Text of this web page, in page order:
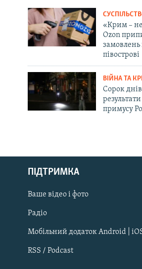
Русский
Qırımtatar
ДОЛУЧАЙСЯ!
«Крим –
Ozon
півострові
ВІЙНА ТА
Сорок
примусу
ПІДТРИМКА
Ваше відео і фото
Радіо
Мобільний додаток Android |
RSS / Podcast